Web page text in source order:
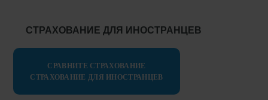
СТРАХОВАНИЕ ДЛЯ ИНОСТРАНЦЕВ
СРАВНИТЕ СТРАХОВАНИЕ
СТРАХОВАНИЕ ДЛЯ ИНОСТРАНЦЕВ